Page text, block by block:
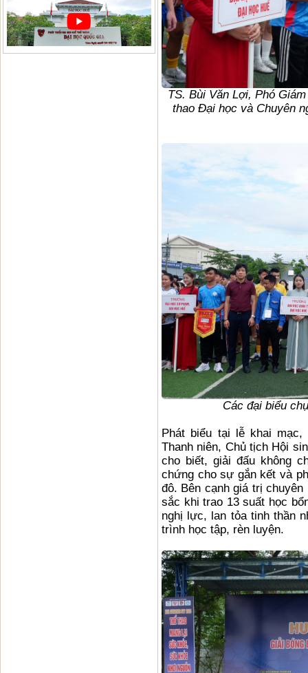
TS. Bùi Văn Lợi, Phó
thao Đại học và Chuyên
Các đại biểu
Phát biểu tại lễ khai
Thanh niên, Chủ tịch Hội
cho biết, giải đấu không
chứng cho sự gắn kết và
đô. Bên cạnh giá trị
sắc khi trao 13 suất học
nghị lực, lan tỏa tinh thần
trình học tập, rèn luyện.